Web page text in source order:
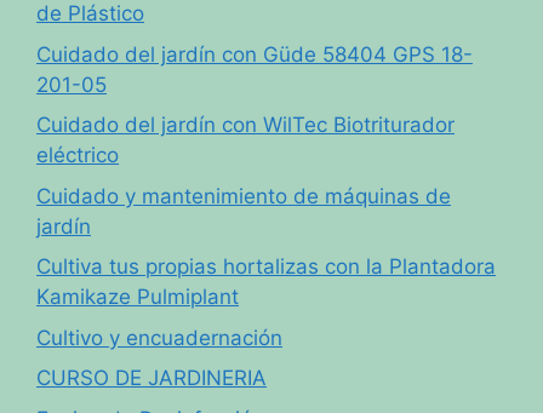
de Plástico
Cuidado del jardín con Güde 58404 GPS 18-
201-05
Cuidado del jardín con WilTec Biotriturador
eléctrico
Cuidado y mantenimiento de máquinas de
jardín
Cultiva tus propias hortalizas con la Plantadora
Kamikaze Pulmiplant
Cultivo y encuadernación
CURSO DE JARDINERIA